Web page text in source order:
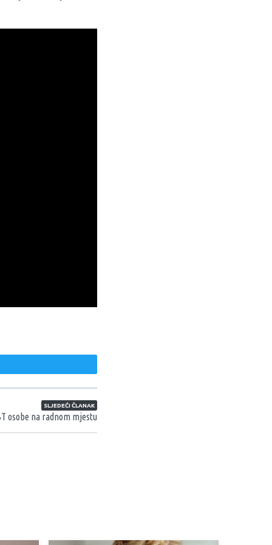
SLJEDEĆI ČLANAK
osobe na radnom mjestu